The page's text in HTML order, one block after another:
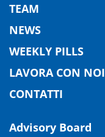
TEAM
NEWS
WEEKLY PILLS
LAVORA CON NOI
CONTATTI
Advisory Board